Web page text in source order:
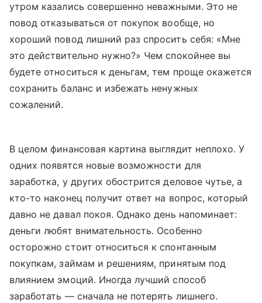
утром казались совершенно неважными. Это не
повод отказываться от покупок вообще, но
хороший повод лишний раз спросить себя: «Мне
это действительно нужно?» Чем спокойнее вы
будете относиться к деньгам, тем проще окажется
сохранить баланс и избежать ненужных
сожалений.
В целом финансовая картина выглядит неплохо. У
одних появятся новые возможности для
заработка, у других обострится деловое чутье, а
кто-то наконец получит ответ на вопрос, который
давно не давал покоя. Однако день напоминает:
деньги любят внимательность. Особенно
осторожно стоит относиться к спонтанным
покупкам, займам и решениям, принятым под
влиянием эмоций. Иногда лучший способ
заработать — сначала не потерять лишнего.